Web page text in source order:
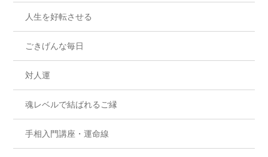
人生を好転させる
ごきげんな毎日
対人運
魂レベルで結ばれるご縁
手相入門講座・運命線